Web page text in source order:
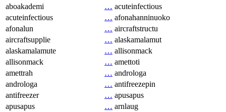
aboakademi
… acuteinfectious
acuteinfectious
… afonahanninuoko
afonalun
… aircraftstructu
aircraftsupplie
… alaskamalamut
alaskamalamute
… allisonmack
allisonmack
… amettoti
amettrah
… androloga
androloga
… antifreezepin
antifreezer
… apusapus
apusapus
… arnlaug